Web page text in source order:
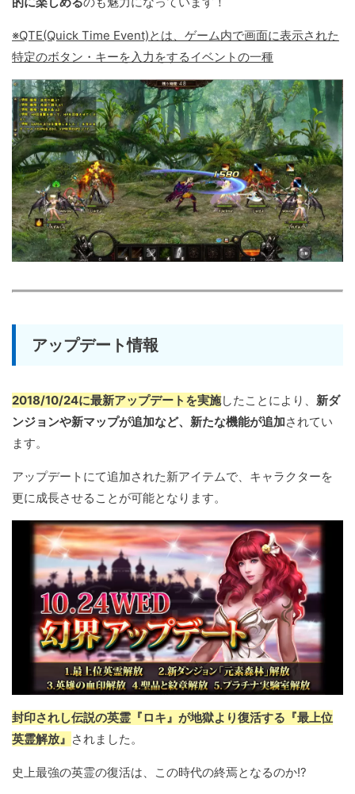
※QTE(Quick Time Event)とは、ゲーム内で画面に表示された
特定のボタン・キーを入力をするイベントの一種
アップデート情報
2018/10/24に最新アップデートを実施したことにより、 新ダ
ンジョンや新マップが追加など、新たな機能が追加されてい
ます。
アップデートにて追加された新アイテムで、キャラクターを
更に成長させることが可能となります。
封印されし伝説の英霊『ロキ』が地獄より復活する『最上位
英霊解放』 されました。
史上最強の英霊の復活は、この時代の終焉となるのか!?